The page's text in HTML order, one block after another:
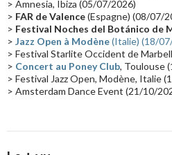
Synthé Roland(15) Belgique(15)
(14) Astronomie
Tournée 2025(14) 2024(14)
> Amnesia, Ibiza (05/07/2026)
> FAR de Valence(Espagne) (08/07/
> Festival Noches del Botánico de
> Jazz Open à Modène(Italie) (18/
> Festival Starlite Occident de
> Concert au Poney Club, Toulouse
> Festival Jazz Open, Modène, Italie
> Amsterdam Dance Event (21/10/